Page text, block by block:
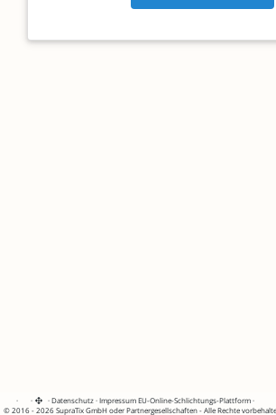
· · ·Datenschutz·Impressum EU-Online-Schlichtungs-Plattform·
© 2016 - 2026 SupraTix GmbH oder Partnergesellschaften - Alle Rechte